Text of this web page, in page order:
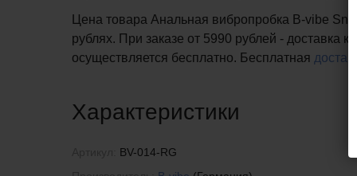
Цена товара Анальная вибропробка B-vibe
рублях. При заказе от 5990 рублей - доставка
осуществляется бесплатно. Бесплатная
Характеристики
BV-014-RG